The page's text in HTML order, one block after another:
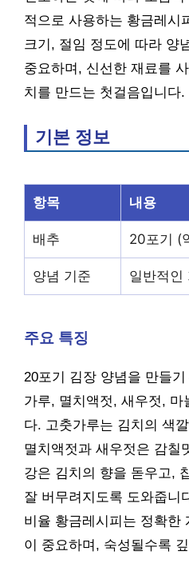
적으로 사용하는 황금레시
크기, 절임 정도에 따라 양
중요하며, 신선한 재료를
치를 만드는 첫걸음입니다.
기본 정보
항목 내용
배추 20포기 (
양념 기준 일반적인
주요 특징
20포기 김장 양념을 만들
가루, 멸치액젓, 새우젓, 마
다. 고춧가루는 김치의 색
멸치액젓과 새우젓은 감칠
강은 김치의 향을 돋우고,
잘 버무려지도록 도와줍니
비율 황금레시피는 정확한
이 중요하며, 숙성될수록